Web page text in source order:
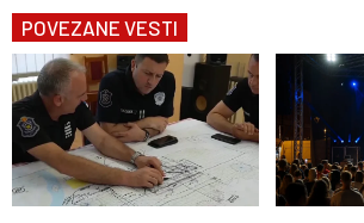
POVEZANE VESTI